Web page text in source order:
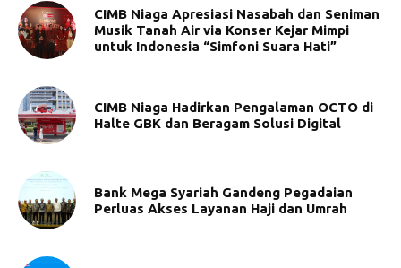
CIMB Niaga Apresiasi Nasabah dan Seniman
Musik Tanah Air via Konser Kejar Mimpi
untuk Indonesia “Simfoni Suara Hati”
CIMB Niaga Hadirkan Pengalaman OCTO di
Halte GBK dan Beragam Solusi Digital
Bank Mega Syariah Gandeng Pegadaian
Perluas Akses Layanan Haji dan Umrah